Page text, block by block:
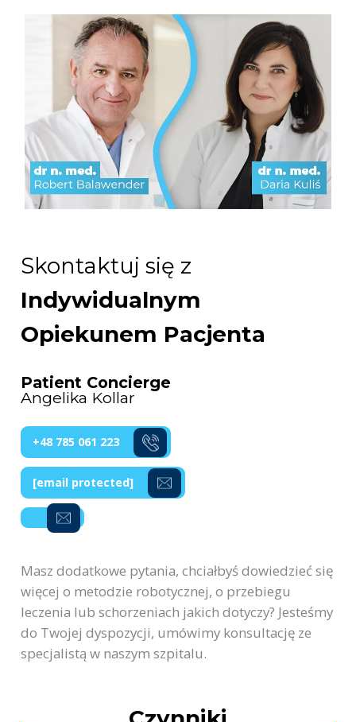
Skontaktuj się z
Indywidualnym
Opiekunem Pacjenta
Patient Concierge
Angelika Kollar
+48 785 061 223
[email protected]
Masz dodatkowe pytania, chciałbyś dowiedzieć się
więcej o metodzie robotycznej, o przebiegu
leczenia lub schorzeniach jakich dotyczy? Jesteśmy
do Twojej dyspozycji, umówimy konsultację ze
specjalistą w naszym szpitalu.